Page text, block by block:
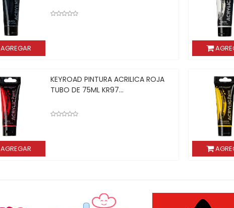
AGREGAR
KEYROAD PINTURA ACRILICA ROJA
TUBO DE 75ML KR97...
AGREGAR